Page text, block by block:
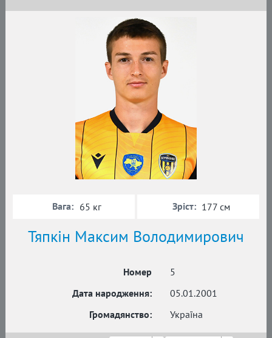
Тяпкін Максим Володимирович
Номер
5
Дата народження:
05.01.2001
Громадянство:
Україна
Вага: 65 кг Зріст: 177 см